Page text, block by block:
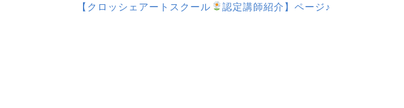
【クロッシェアートスクール 認定講師紹介】ページ♪